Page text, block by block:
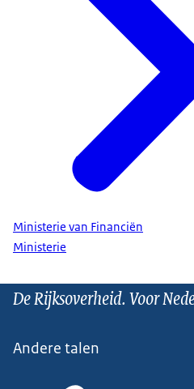
Ministerie van Financiën
Ministerie
De Rijksoverheid. Voor
Andere talen